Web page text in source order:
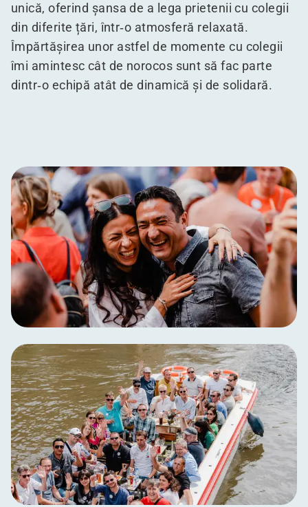
unică, oferind șansa de a lega prietenii cu colegii
din diferite țări, într‑o atmosferă relaxată.
Împărtășirea unor astfel de momente cu colegii
îmi amintesc cât de norocos sunt să fac parte
dintr‑o echipă atât de dinamică și de solidară.